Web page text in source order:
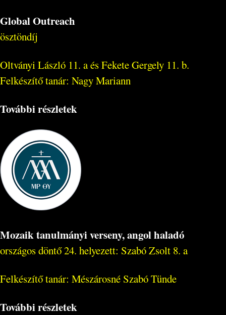
Global Outreach
ösztöndíj
Oltványi László 11. a és Fekete Gergely 11. b.
Felkészítő tanár: Nagy Mariann
További részletek
Mozaik tanulmányi verseny, angol haladó
országos döntő 24. helyezett: Szabó Zsolt 8. a
Felkészítő tanár: Mészárosné Szabó Tünde
További részletek